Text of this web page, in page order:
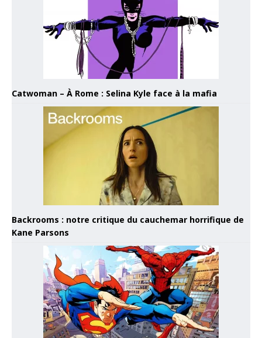
Catwoman – À Rome : Selina Kyle face à la mafia
Backrooms : notre critique du cauchemar horrifique de
Kane Parsons